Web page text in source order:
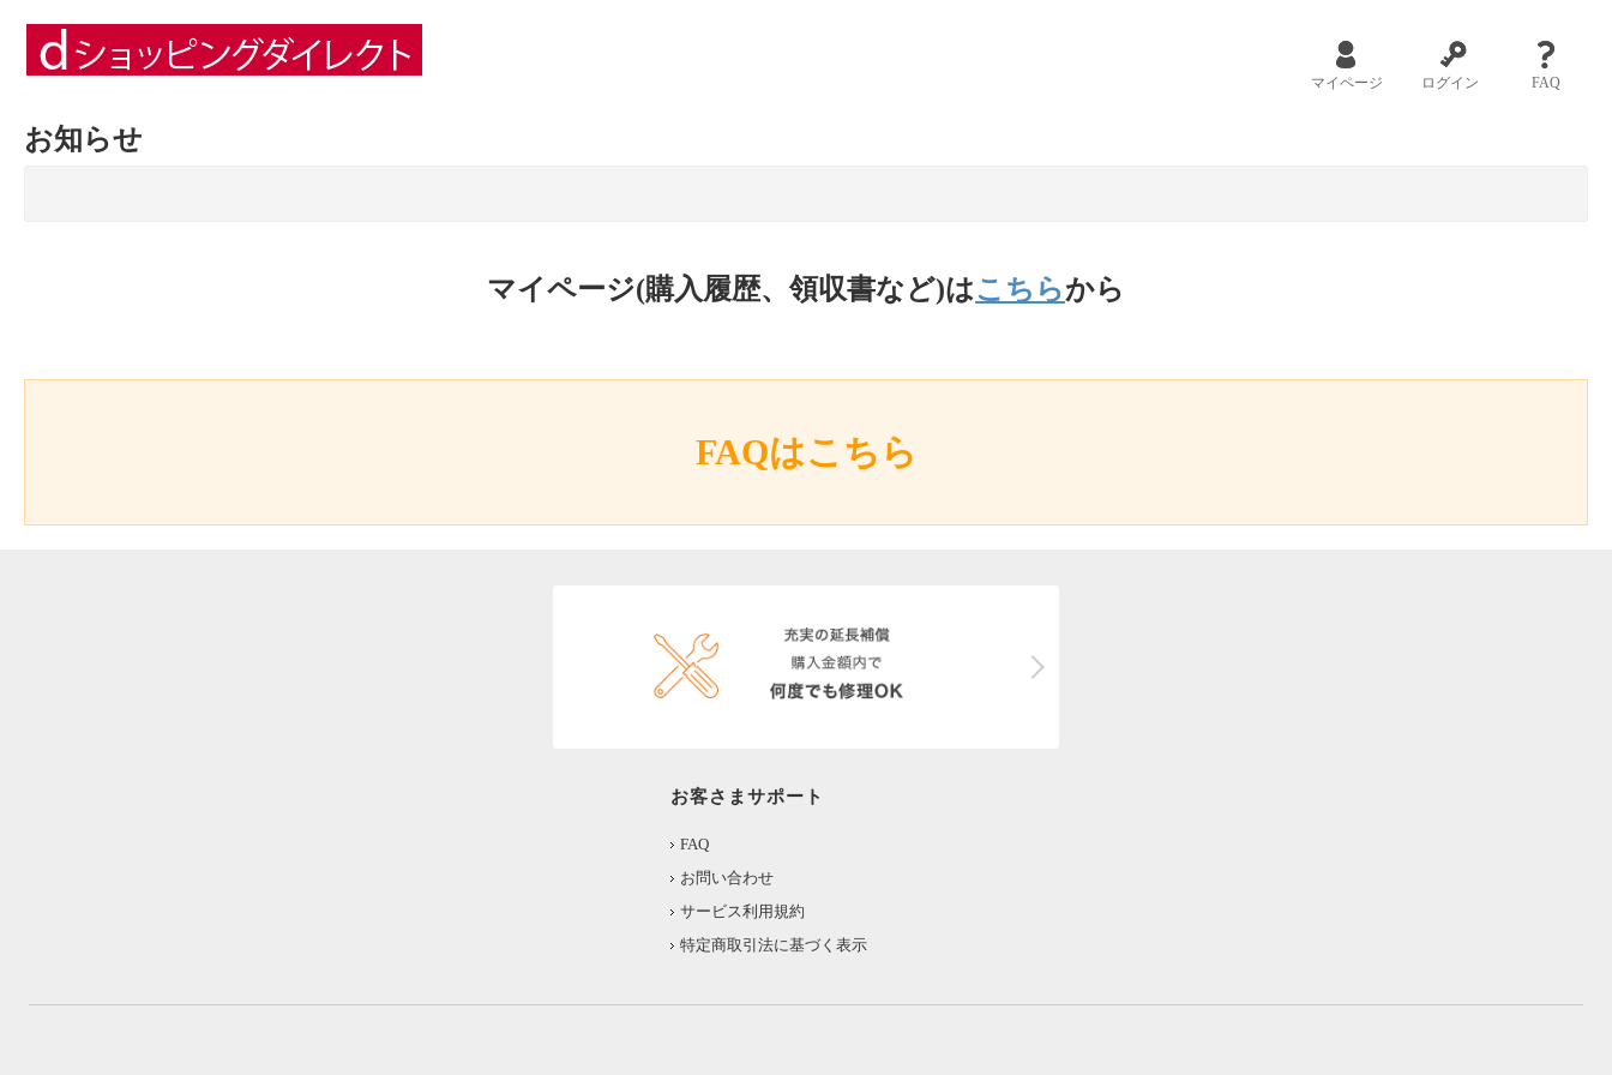
マイページ ログイン FAQ
お知らせ
マイページ(購入履歴、領収書など)はこちらから
FAQはこちら
お客さまサポート
FAQ
お問い合わせ
サービス利用規約
特定商取引法に基づく表示